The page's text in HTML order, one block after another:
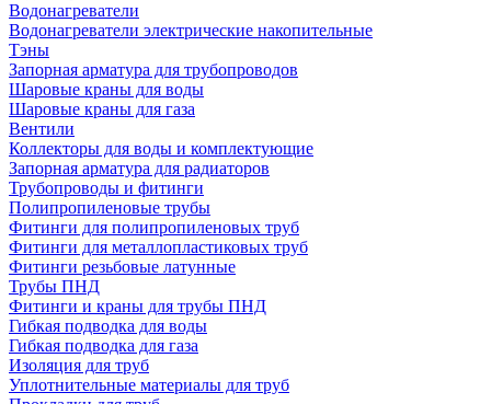
Водонагреватели
Водонагреватели электрические накопительные
Тэны
Запорная арматура для трубопроводов
Шаровые краны для воды
Шаровые краны для газа
Вентили
Коллекторы для воды и комплектующие
Запорная арматура для радиаторов
Трубопроводы и фитинги
Полипропиленовые трубы
Фитинги для полипропиленовых труб
Фитинги для металлопластиковых труб
Фитинги резьбовые латунные
Трубы ПНД
Фитинги и краны для трубы ПНД
Гибкая подводка для воды
Гибкая подводка для газа
Изоляция для труб
Уплотнительные материалы для труб